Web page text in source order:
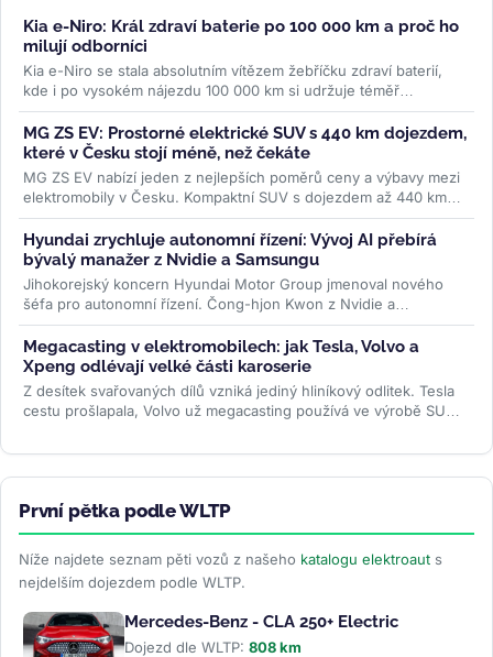
Kia e-Niro: Král zdraví baterie po 100 000 km a proč ho
milují odborníci
Kia e-Niro se stala absolutním vítězem žebříčku zdraví baterií,
kde i po vysokém nájezdu 100 000 km si udržuje téměř
původní...>>
MG ZS EV: Prostorné elektrické SUV s 440 km dojezdem,
které v Česku stojí méně, než čekáte
MG ZS EV nabízí jeden z nejlepších poměrů ceny a výbavy mezi
elektromobily v Česku. Kompaktní SUV s dojezdem až 440 km
WLTP a 7letou...>>
Hyundai zrychluje autonomní řízení: Vývoj AI přebírá
bývalý manažer z Nvidie a Samsungu
Jihokorejský koncern Hyundai Motor Group jmenoval nového
šéfa pro autonomní řízení. Čong-hjon Kwon z Nvidie a
Samsungu má značku posunout...>>
Megacasting v elektromobilech: jak Tesla, Volvo a
Xpeng odlévají velké části karoserie
Z desítek svařovaných dílů vzniká jediný hliníkový odlitek. Tesla
cestu prošlapala, Volvo už megacasting používá ve výrobě SUV
První pětka podle WLTP
Níže najdete seznam pěti vozů z našeho katalogu elektroaut s
nejdelším dojezdem podle WLTP.
Mercedes-Benz - CLA 250+ Electric
Dojezd dle WLTP: 808 km